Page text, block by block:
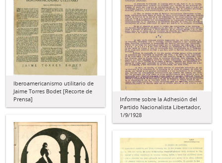
Informe sobre la Adhesión del
Partido Nacionalista Libertador,
1/9/1928
Iberoamericanismo utilitario de
Jaime Torres Bodet [Recorte de
Prensa]